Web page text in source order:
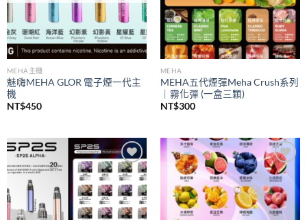
MEHA主機
魅嗨MEHA GLOR 電子煙一代主
機
NT$450
MEHA
MEHA五代煙彈Meha Crush系列
｜霧化彈 (一盒三顆)
NT$300
Add to
wishlist
Add to
wishlist